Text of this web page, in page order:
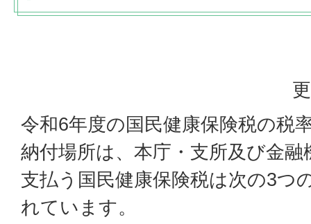
令和6年度の国民健康保険税の税
納付場所は、本庁・支所及び金
支払う国民健康保険税は次の3つ
れています。